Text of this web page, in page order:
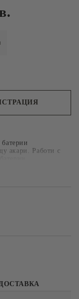
акари. Работи с